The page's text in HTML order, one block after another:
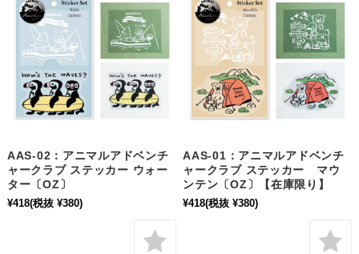
AAS-02：アニマルアドベンチ
ャークラブ ステッカー ウォー
ター〔OZ〕
¥418(税抜 ¥380)
AAS-01：アニマルアドベンチ
ャークラブ ステッカー マウ
ンテン〔OZ〕【在庫限り】
¥418(税抜 ¥380)